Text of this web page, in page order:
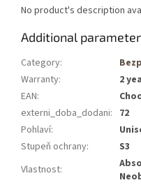
No product's description
Additional
Category:
Warranty:
2
EAN:
externi_doba_dodani: 72
Pohlaví:
Stupeň ochrany:
S3
Vlastnost: